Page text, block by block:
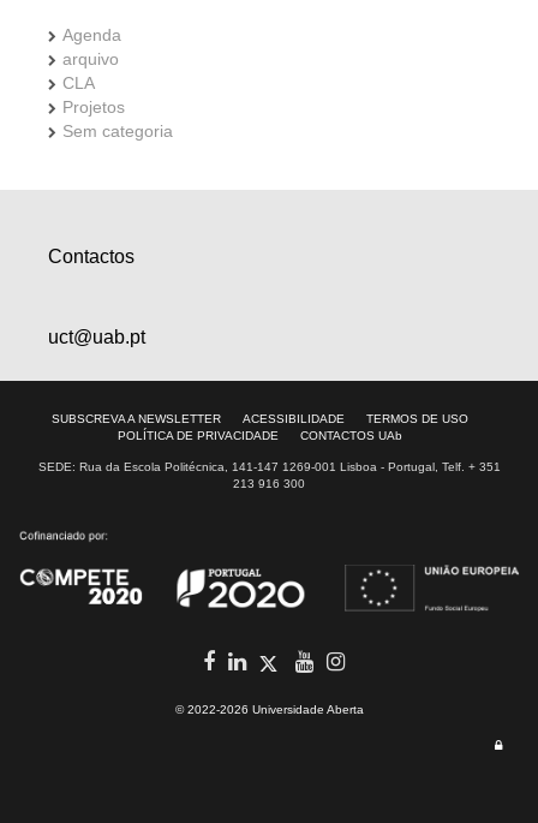
Agenda
arquivo
CLA
Projetos
Sem categoria
Contactos
uct@uab.pt
SUBSCREVA A NEWSLETTER ACESSIBILIDADE
TERMOS DE USO
POLÍTICA DE PRIVACIDADE
CONTACTOS UAb
SEDE: Rua da Escola Politécnica, 141-147 1269-001 Lisboa - Portugal, Telf. + 351
213 916 300
Twitter
© 2022-2026 Universidade Aberta